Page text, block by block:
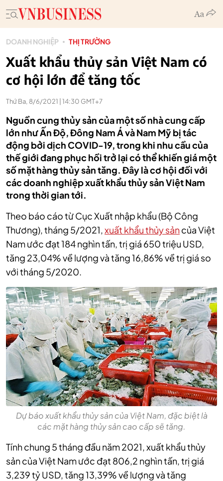
DOANH NGHIỆP THỊ TRƯỜNG
Xuất khẩu thủy sản Việt Nam có
cơ hội lớn để tăng tốc
Thứ Ba, 8/6/2021 | 14:30 GMT+7
Nguồn cung thủy sản của một số nhà cung cấp
lớn như Ấn Độ, Đông Nam Á và Nam Mỹ bị tác
động bởi dịch COVID-19, trong khi nhu cầu của
thế giới đang phục hồi trở lại có thể khiến giá một
số mặt hàng thủy sản tăng. Đây là cơ hội đối với
các doanh nghiệp xuất khẩu thủy sản Việt Nam
trong thời gian tới.
Theo báo cáo từ Cục Xuất nhập khẩu (Bộ Công
Thương), tháng 5/2021,xuất khẩu thủy sảncủa Việt
Nam ước đạt 184 nghìn tấn, trị giá 650 triệu USD,
tăng 23,04% về lượng và tăng 16,86% về trị giá so
với tháng 5/2020.
Dự báo xuất khẩu thủy sản của Việt Nam, đặc biệt là
các mặt hàng thủy sản cao cấp sẽ tăng.
Tính chung 5 tháng đầu năm 2021, xuất khẩu thủy
sản của Việt Nam ước đạt 806,2 nghìn tấn, trị giá
3,239 tỷ USD, tăng 13,39% về lượng và tăng